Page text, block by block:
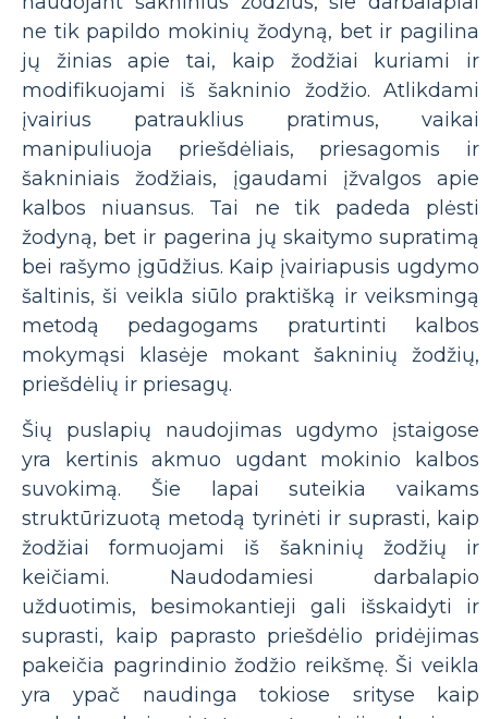
ne tik papildo mokinių žodyną, bet ir pagilina
jų žinias apie tai, kaip žodžiai kuriami ir
modifikuojami iš šakninio žodžio. Atlikdami
įvairius patrauklius pratimus, vaikai
manipuliuoja priešdėliais, priesagomis ir
šakniniais žodžiais, įgaudami įžvalgos apie
kalbos niuansus. Tai ne tik padeda plėsti
žodyną, bet ir pagerina jų skaitymo supratimą
bei rašymo įgūdžius. Kaip įvairiapusis ugdymo
šaltinis, ši veikla siūlo praktišką ir veiksmingą
metodą pedagogams praturtinti kalbos
mokymąsi klasėje mokant šakninių žodžių,
priešdėlių ir priesagų.
Šių puslapių naudojimas ugdymo įstaigose
yra kertinis akmuo ugdant mokinio kalbos
suvokimą. Šie lapai suteikia vaikams
struktūrizuotą metodą tyrinėti ir suprasti, kaip
žodžiai formuojami iš šakninių žodžių ir
keičiami. Naudodamiesi darbalapio
užduotimis, besimokantieji gali išskaidyti ir
suprasti, kaip paprasto priešdėlio pridėjimas
pakeičia pagrindinio žodžio reikšmę. Ši veikla
yra ypač naudinga tokiose srityse kaip